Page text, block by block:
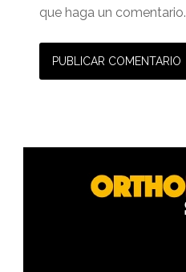
que haga un comentario.
Barra
primaria